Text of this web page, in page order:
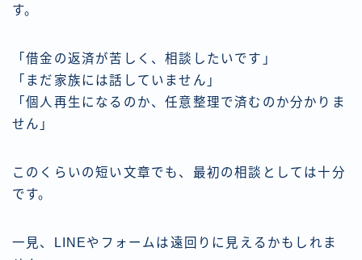
す。
「借金の返済が苦しく、相談したいです」
「まだ家族には話していません」
「個人再生になるのか、任意整理で済むのか分かりま
せん」
このくらいの短い文章でも、最初の相談としては十分
です。
一見、LINEやフォームは遠回りに見えるかもしれま